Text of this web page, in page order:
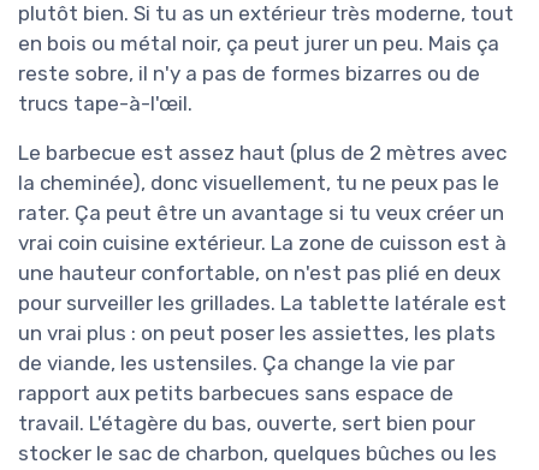
plutôt bien. Si tu as un extérieur très moderne, tout
en bois ou métal noir, ça peut jurer un peu. Mais ça
reste sobre, il n'y a pas de formes bizarres ou de
trucs tape-à-l'œil.
Le barbecue est assez haut (plus de 2 mètres avec
la cheminée), donc visuellement, tu ne peux pas le
rater. Ça peut être un avantage si tu veux créer un
vrai coin cuisine extérieur. La zone de cuisson est à
une hauteur confortable, on n'est pas plié en deux
pour surveiller les grillades. La tablette latérale est
un vrai plus : on peut poser les assiettes, les plats
de viande, les ustensiles. Ça change la vie par
rapport aux petits barbecues sans espace de
travail. L'étagère du bas, ouverte, sert bien pour
stocker le sac de charbon, quelques bûches ou les